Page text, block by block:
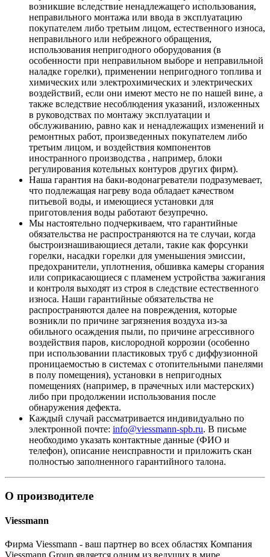
возникшие вследствие ненадлежащего использования,
неправильного монтажа или ввода в эксплуатацию
покупателем либо третьим лицом, естественного износа,
неправильного или небрежного обращения,
использования непригодного оборудования (в
особенности при неправильном выборе и неправильной
наладке горелки), применении непригодного топлива и
химических или электрохимических и электрических
воздействий, если они имеют место не по нашей вине, а
также вследствие несоблюдения указаний, изложенных
в руководствах по монтажу эксплуатации и
обслуживанию, равно как и ненадлежащих изменений и
ремонтных работ, произведенных покупателем либо
третьим лицом, и воздействия компонентов
иностранного производства , например, блоки
регулирования котельных контуров других фирм).
Наша гарантия на баки-водонагреватели подразумевает,
что подлежащая нагреву вода обладает качеством
питьевой воды, и имеющиеся установки для
приготовления воды работают безупречно.
Мы настоятельно подчеркиваем, что гарантийные
обязательства не распространяются на те случаи, когда
быстроизнашивающиеся детали, такие как форсунки
горелки, насадки горелки для уменьшения эмиссии,
предохранители, уплотнения, обшивка камеры сгорания
или соприкасающиеся с пламенем устройства зажигания
и контроля выходят из строя в следствие естественного
износа. Наши гарантийные обязательства не
распространяются далее на повреждения, которые
возникли по причине загрязнения воздуха из-за
обильного осаждения пыли, по причине агрессивного
воздействия паров, кислородной коррозии (особенно
при использовании пластиковых труб с диффузионной
проницаемостью в системах с отопительными панелями
в полу помещения), установки в непригодных
помещениях (например, в прачечных или мастерских)
либо при продолжении использования после
обнаружения дефекта.
Каждый случай рассматривается индивидуально по
электронной почте: info@viessmann-spb.ru. В письме
необходимо указать контактные данные (ФИО и
телефон), описание неисправности и приложить скан
полностью заполненного гарантийного талона.
О производителе
Viessmann
Фирма Viessmann - ваш партнер во всех областях Компания